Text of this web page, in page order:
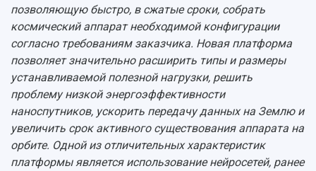
позволяющую быстро, в сжатые сроки, собрать
космический аппарат необходимой конфигурации
согласно требованиям заказчика. Новая платформа
позволяет значительно расширить типы и размеры
устанавливаемой полезной нагрузки, решить
проблему низкой энергоэффективности
наноспутников, ускорить передачу данных на Землю и
увеличить срок активного существования аппарата на
орбите. Одной из отличительных характеристик
платформы является использование нейросетей, ранее